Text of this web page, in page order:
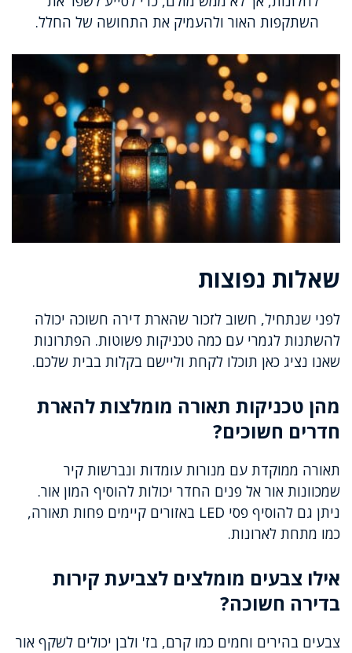
השתקפות האור ולהעמיק את התחושה של החלל.
שאלות נפוצות
לפני שנתחיל, חשוב לזכור שהארת דירה חשוכה יכולה
להשתנות לגמרי עם כמה טכניקות פשוטות. הפתרונות
שאנו נציג כאן תוכלו לקחת וליישם בקלות בבית שלכם.
מהן טכניקות תאורה מומלצות להארת
חדרים חשוכים?
תאורה ממוקדת עם מנורות עומדות ונברשות קיר
שמכוונות אור אל פנים החדר יכולות להוסיף המון אור.
ניתן גם להוסיף פסי LED באזורים קיימים פחות תאורה,
כמו מתחת לארונות.
אילו צבעים מומלצים לצביעת קירות
בדירה חשוכה?
צבעים בהירים וחמים כמו קרם, בז' ולבן יכולים לשקף אור